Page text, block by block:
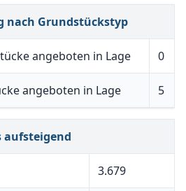
nach Grundstückstyp
angeboten in Lage 0
angeboten in Lage 5
aufsteigend
3.679